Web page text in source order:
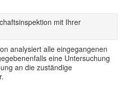
mit Ihrer
analysiert alle eingegangenen
eine Untersuchung
an die zuständige